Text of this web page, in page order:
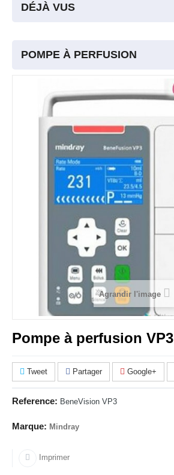
DÉJÀ VUS
POMPE À PERFUSION
Agrandir l'image
Pompe à perfusion VP3
Tweet Partager Google+
Reference: BeneVision VP3
Marque: Mindray
Imprimer